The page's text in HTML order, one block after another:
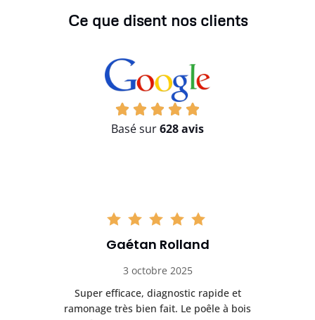
Ce que disent nos clients
Basé sur628 avis
Gaétan Rolland
3 octobre 2025
Super efficace, diagnostic rapide et
ramonage très bien fait. Le poêle à bois